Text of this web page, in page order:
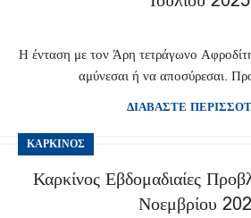
Η ένταση με τον Άρη τετράγωνο
αμύνεσαι ή να αποσύρεσαι.
ΔΙΑΒΑΣΤΕ
ΚΑΡΚΊΝΟΣ
Καρκίνος Εβδομαδιαίες
Νοεμβρίου